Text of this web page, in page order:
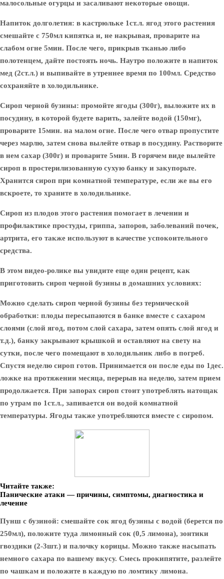
малосольные огурцы и засаливают некоторые овощи.
Напиток долголетия: в кастрюльке 1ст.л. ягод этого растения
смешайте с 750мл кипятка и, не накрывая, проварите на
слабом огне 5мин. После чего, прикрыв тканью либо
полотенцем, дайте постоять ночь. Наутро положите в напиток
мед (2ст.л.) и выпивайте в утреннее время по 100мл. Средство
сохраняйте в холодильнике.
Сироп черной бузины: промойте ягоды (300г), выложите их в
посудину, в которой будете варить, залейте водой (150мг),
проварите 15мин. на малом огне. После чего отвар пропустите
через марлю, затем снова вылейте отвар в посудину. Растворите
в нем сахар (300г) и проварите 5мин. В горячем виде вылейте
сироп в простерилизованную сухую банку и закупорьте.
Хранится сироп при комнатной температуре, если же вы его
вскроете, то храните в холодильнике.
Сироп из плодов этого растения помогает в лечении и
профилактике простуды, гриппа, запоров, заболеваний почек,
артрита, его также используют в качестве успокоительного
средства.
В этом видео-ролике вы увидите еще один рецепт, как
приготовить сироп черной бузины в домашних условиях:
Можно сделать сироп черной бузины без термической
обработки: плоды пересыпаются в банке вместе с сахаром
слоями (слой ягод, потом слой сахара, затем опять слой ягод и
т.д.), банку закрывают крышкой и оставляют на свету на
сутки, после чего помещают в холодильник либо в погреб.
Спустя неделю сироп готов. Принимается он после еды по 1дес.
ложке на протяжении месяца, перерыв на неделю, затем прием
продолжается. При запорах сироп стоит употреблять натощак
по утрам по 1ст.л., запивается он водой комнатной
температуры. Ягоды также употребляются вместе с сиропом.
Читайте также:
Панические атаки — причины, симптомы, диагностика и
лечение
Пунш с бузиной: смешайте сок ягод бузины с водой (берется по
250мл), положите туда лимонный сок (0,5 лимона), зонтики
гвоздики (2-3шт.) и палочку корицы. Можно также насыпать
немного сахара по вашему вкусу. Смесь прокипятите, разлейте
по чашкам и положите в каждую по ломтику лимона.